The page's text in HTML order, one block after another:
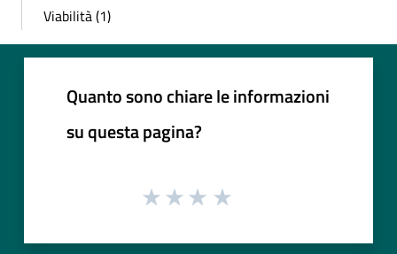
Viabilità (1)
Quanto sono chiare le informazioni
su questa pagina?